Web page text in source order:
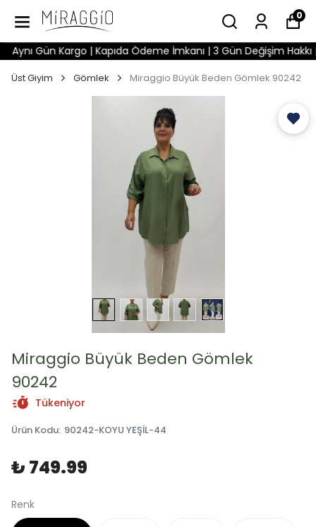
0
Gün Kargo | Kapıda Ödeme İmkanı | 3 Gün Değişim Hakkı |
Üst Giyim Gömlek Miraggio Büyük Beden Gömlek 90242
Miraggio Büyük Beden Gömlek
90242
Tükeniyor
Ürün Kodu: 90242-KOYU YEŞİL-44
₺ 749.99
Renk